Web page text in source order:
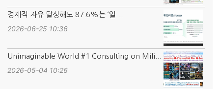
경제적 자유 달성해도 87.6%는 ‘일 ...
2026-06-25 10:36
Unimaginable World #1 Consulting on Mili...
2026-05-04 10:26